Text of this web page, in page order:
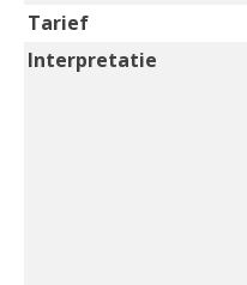
Tarief
Interpretatie